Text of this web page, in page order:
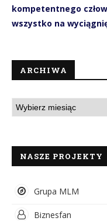
kompetentnego
wszystko na
ARCHIWA
NASZE PROJEKTY
Grupa MLM
Biznesfan